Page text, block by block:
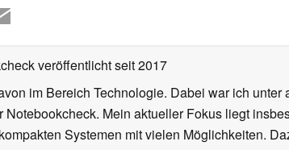
veröffentlichtseit 2017
im Bereich Technologie. Dabei war ich unter
Mein aktueller Fokus liegt
Systemen mit vielen Möglichkeiten.